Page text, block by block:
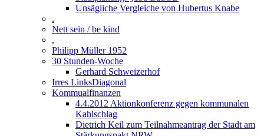
Unsägliche Vergleiche von Hubertus Knabe
.
Nett sein / be kind
.
Philipp Müller 1952
30 Stunden-Woche
Gerhard Schweizerhof
Irres LinksDiagonal
Kommualfinanzen
4.4.2012 Aktionkonferenz gegen kommunalen
Kahlschlag
Dietrich Keil zum Teilnahmeantrag der Stadt am